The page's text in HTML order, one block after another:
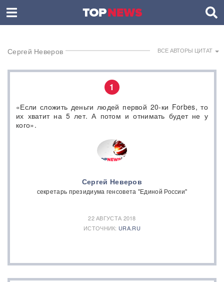
Сергей Неверов ВСЕ АВТОРЫ ЦИТАТ
1
«Если сложить деньги людей первой 20-ки Forbes, то
их хватит на 5 лет. А потом и отнимать будет не у
кого».
Сергей Неверов
секретарь президиума генсовета "Единой России"
22 АВГУСТА 2018
ИСТОЧНИК: URA.RU